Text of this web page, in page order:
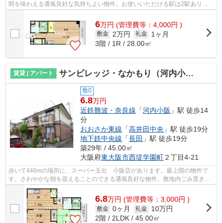
間を味わえる通風良好な気持ちよい物件。お使いいただける駅は2駅あり、
6万円 (管理費等：4,000円 )
敷金 2万円 礼金
1ヶ月
3階 / 1R / 28.00㎡
賃貸 | アパート サンビレッジ・なかもり（河内小阪賃貸）
敷0
6.8万円
近鉄難波・奈良線 「河内小阪 」駅 徒歩14
分
おおさか東線 「高井田中央 」駅 徒歩19分
地下鉄中央線 「長田 」駅 徒歩19分
築29年 / 45.00㎡
大阪府東大阪市西堤学園町２丁目4-21
歩いて446mの場所に、スーパー玉出 小阪店があります。最上階の物件で
す。さわやかな朝を迎えることのできる通風良好な物件。敷地内ごみ置き場
は、あなたの時間を有効に活用させてく...
6.8万円 (管理費等：3,000円 )
敷金 0ヶ月 礼金
10万円
2階 / 2LDK / 45.00㎡